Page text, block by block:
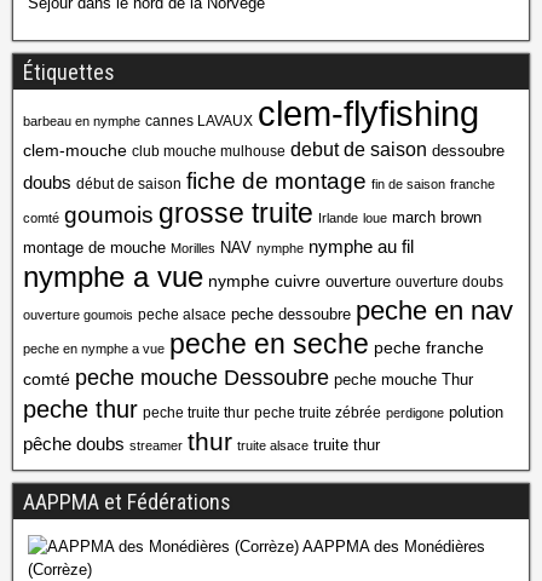
Étiquettes
barbeau en nymphe cannes LAVAUX clem-flyfishing
clem-mouche club mouche mulhouse debut de saison dessoubre
doubs début de saison fiche de montage fin de saison franche
comté goumois grosse truite Irlande loue march brown
montage de mouche Morilles NAV nymphe nymphe au fil
nymphe a vue nymphe cuivre ouverture ouverture doubs
ouverture goumois peche alsace peche dessoubre peche en nav
peche en nymphe a vue peche en seche peche franche
comté peche mouche Dessoubre peche mouche Thur
peche thur peche truite thur peche truite zébrée perdigone polution
pêche doubs streamer thur truite alsace truite thur
AAPPMA et Fédérations
AAPPMA des Monédières
(Corrèze)